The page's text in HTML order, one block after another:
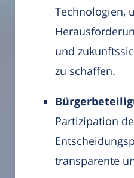
Technologien,
und
zu schaffen.
Partizipation
transparente